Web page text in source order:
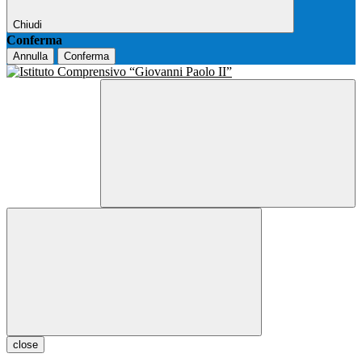
Chiudi
Conferma
Annulla Conferma
close